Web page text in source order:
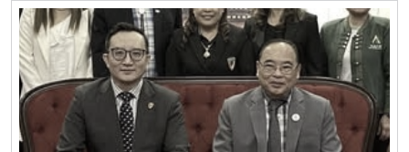
and Technology พร้อมผู้บริหารและผู้จัดการโครงการ Taiwan-
Thailand INTECT Base ในโอกาสเยือนมหาวิทยาลัยแม่โจ้เพื่อ
หารือความร่วมมือทางวิชาการในการจัดตั้งฐานปฏิบัติการ
Taiwan-Thailand INTECT Base ณ มหาวิทยาลัยแม่โจ้ จังหวัด
เชียงใหม่ โดยจะเป็นศูนย์กลางการแลกเปลี่ยนความรู้ เทคโนโลยี
และการพัฒนาบุคลากรให้สอดคล้องกับความต้องการของตลาด
แรงงานระหว่างประเทศในปัจจุบัน ซึ่งมีเป้าหมายเพื่อส่งเสริม